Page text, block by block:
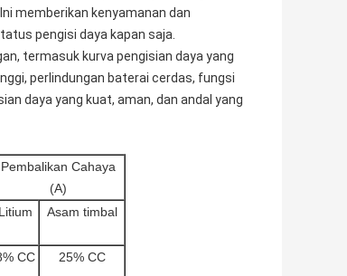
memberikan kenyamanan dan
pengisi daya kapan saja.
termasuk kurva pengisian daya yang
perlindungan baterai cerdas, fungsi
daya yang kuat, aman, dan andal yang
Pembalikan Cahaya
(A)
Litium Asam timbal
CC
25% CC